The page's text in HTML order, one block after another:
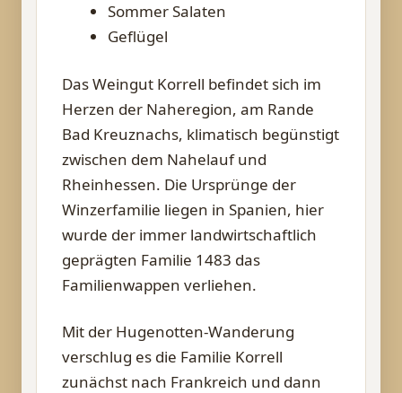
Sommer Salaten
Geflügel
Das Weingut Korrell befindet sich im
Herzen der Naheregion, am Rande
Bad Kreuznachs, klimatisch begünstigt
zwischen dem Nahelauf und
Rheinhessen. Die Ursprünge der
Winzerfamilie liegen in Spanien, hier
wurde der immer landwirtschaftlich
geprägten Familie 1483 das
Familienwappen verliehen.
Mit der Hugenotten-Wanderung
verschlug es die Familie Korrell
zunächst nach Frankreich und dann